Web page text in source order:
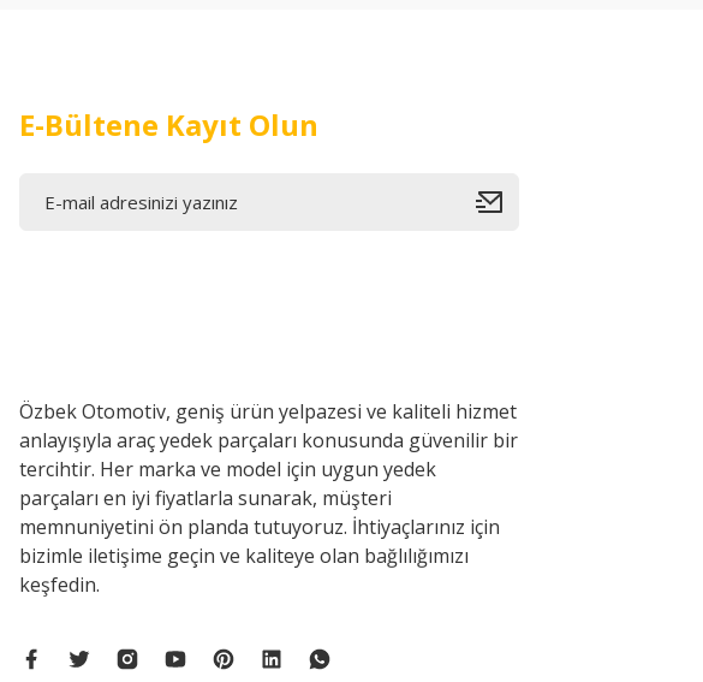
E-Bültene Kayıt Olun
Özbek Otomotiv, geniş ürün yelpazesi ve kaliteli hizmet
anlayışıyla araç yedek parçaları konusunda güvenilir bir
tercihtir. Her marka ve model için uygun yedek
parçaları en iyi fiyatlarla sunarak, müşteri
memnuniyetini ön planda tutuyoruz. İhtiyaçlarınız için
bizimle iletişime geçin ve kaliteye olan bağlılığımızı
keşfedin.